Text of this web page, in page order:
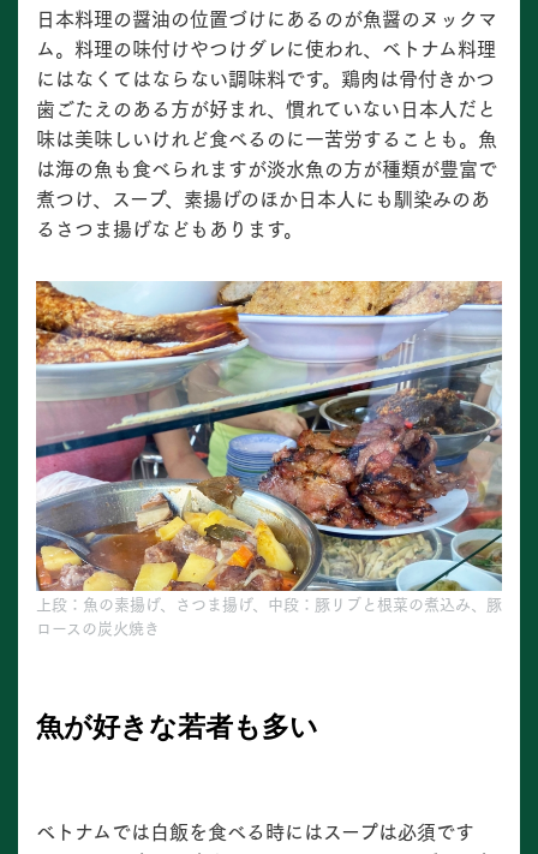
日本料理の醤油の位置づけにあるのが魚醤のヌックマ
ム。料理の味付けやつけダレに使われ、ベトナム料理
にはなくてはならない調味料です。鶏肉は骨付きかつ
歯ごたえのある方が好まれ、慣れていない日本人だと
味は美味しいけれど食べるのに一苦労することも。魚
は海の魚も食べられますが淡水魚の方が種類が豊富で
煮つけ、スープ、素揚げのほか日本人にも馴染みのあ
るさつま揚げなどもあります。
上段：魚の素揚げ、さつま揚げ、中段：豚リブと根菜の煮込み、豚
ロースの炭火焼き
魚が好きな若者も多い
ベトナムでは白飯を食べる時にはスープは必須です